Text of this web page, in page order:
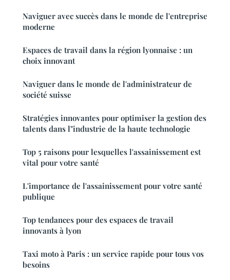
Naviguer avec succès dans le monde de l'entreprise
moderne
Espaces de travail dans la région lyonnaise : un
choix innovant
Naviguer dans le monde de l'administrateur de
société suisse
Stratégies innovantes pour optimiser la gestion des
talents dans l"industrie de la haute technologie
Top 5 raisons pour lesquelles l'assainissement est
vital pour votre santé
L'importance de l'assainissement pour votre santé
publique
Top tendances pour des espaces de travail
innovants à lyon
Taxi moto à Paris : un service rapide pour tous vos
besoins